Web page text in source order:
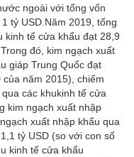
ngoài với tổng vốn
tỷ USD.Năm 2019, tổng
kinh tế cửa khẩu đạt 28,9
đó, kim ngạch xuất
giáp Trung Quốc đạt
năm 2015), chiếm
các khukinh tế cửa
kim ngạch xuất nhập
xuất nhập khẩu qua
tỷ USD (so với con số
kinh tế cửa khẩu